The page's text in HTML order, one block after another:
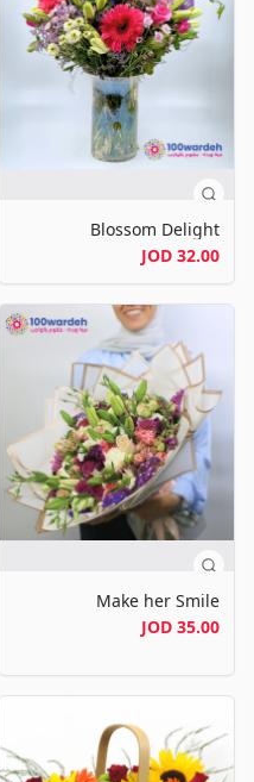
Blossom Delight
32.00 JOD
Make her Smile
35.00 JOD